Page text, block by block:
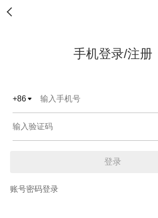
手机登录/注册
+86
登录
账号密码登录